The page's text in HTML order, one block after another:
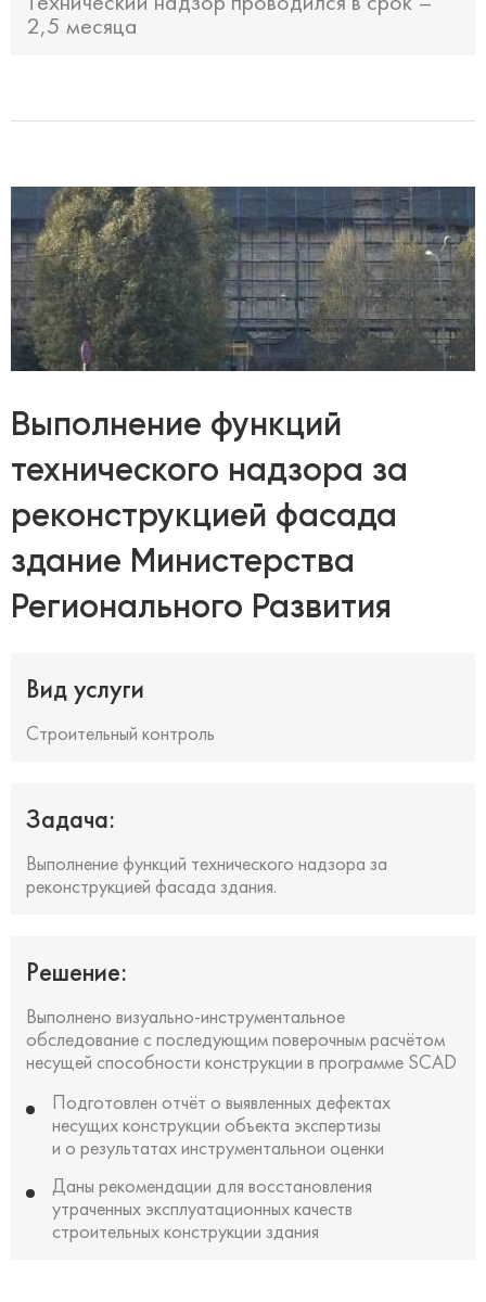
2,5 месяца
Выполнение функций
технического надзора за
реконструкцией фасада
здание Министерства
Регионального Развития
Вид услуги
Строительный контроль
Задача:
Выполнение функций технического надзора за
реконструкцией фасада здания.
Решение:
Выполнено визуально-инструментальное
обследование с последующим поверочным расчётом
несущей способности конструкции в программе SCAD
Подготовлен отчёт о выявленных дефектах
несущих конструкции объекта экспертизы
и о результатах инструментальнои оценки
Даны рекомендации для восстановления
утраченных эксплуатационных качеств
строительных конструкции здания